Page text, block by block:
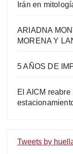
Irán en
ARIADNA
MORENA Y
5 AÑOS DE
El AICM
Tweets by